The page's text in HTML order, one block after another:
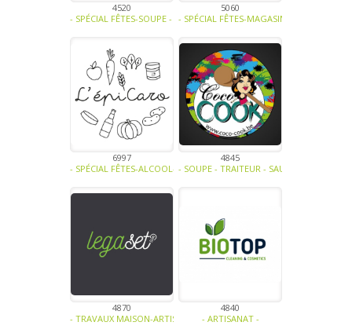
4520
- SPÉCIAL FÊTES-SOUPE - TRAITEUR - SAUCE- TAPENADE-
5060
- SPÉCIAL FÊTES-MAGASINS ET HORECA-
6997
- SPÉCIAL FÊTES-ALCOOL-SOUPE - TRAITEUR - SAUCE- TAPENADE-
4845
- SOUPE - TRAITEUR - SAUCE-
4870
- TRAVAUX MAISON-ARTISANAT -
4840
- ARTISANAT -